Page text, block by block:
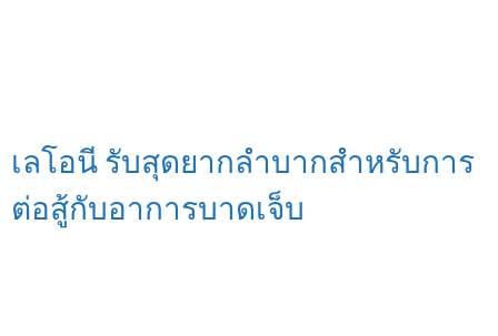
เลโอนี รับสุดยากลำบากสำหรับการ
ต่อสู้กับอาการบาดเจ็บ